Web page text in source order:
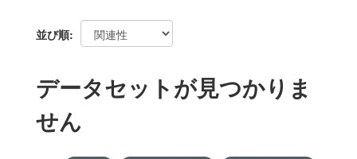
並び順
データセットが見つかりま
せん